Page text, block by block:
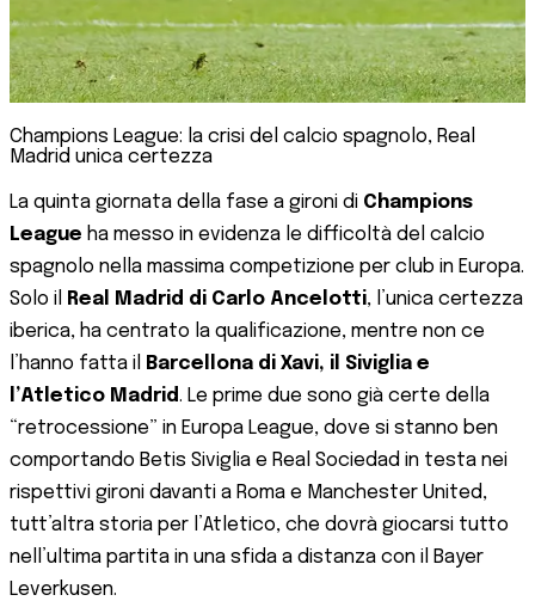
Champions League: la crisi del calcio spagnolo, Real
Madrid unica certezza
La quinta giornata della fase a gironi di Champions
League ha messo in evidenza le difficoltà del calcio
spagnolo nella massima competizione per club in Europa.
Solo il
Real Madrid di Carlo Ancelotti, l’unica certezza
iberica, ha centrato la qualificazione, mentre non ce
l’hanno fatta il
Barcellona di Xavi, il Siviglia e
l’Atletico Madrid. Le prime due sono già certe della
“retrocessione” in Europa League, dove si stanno ben
comportando Betis Siviglia e Real Sociedad in testa nei
rispettivi gironi davanti a Roma e Manchester United,
tutt’altra storia per l’Atletico, che dovrà giocarsi tutto
nell’ultima partita in una sfida a distanza con il Bayer
Leverkusen.